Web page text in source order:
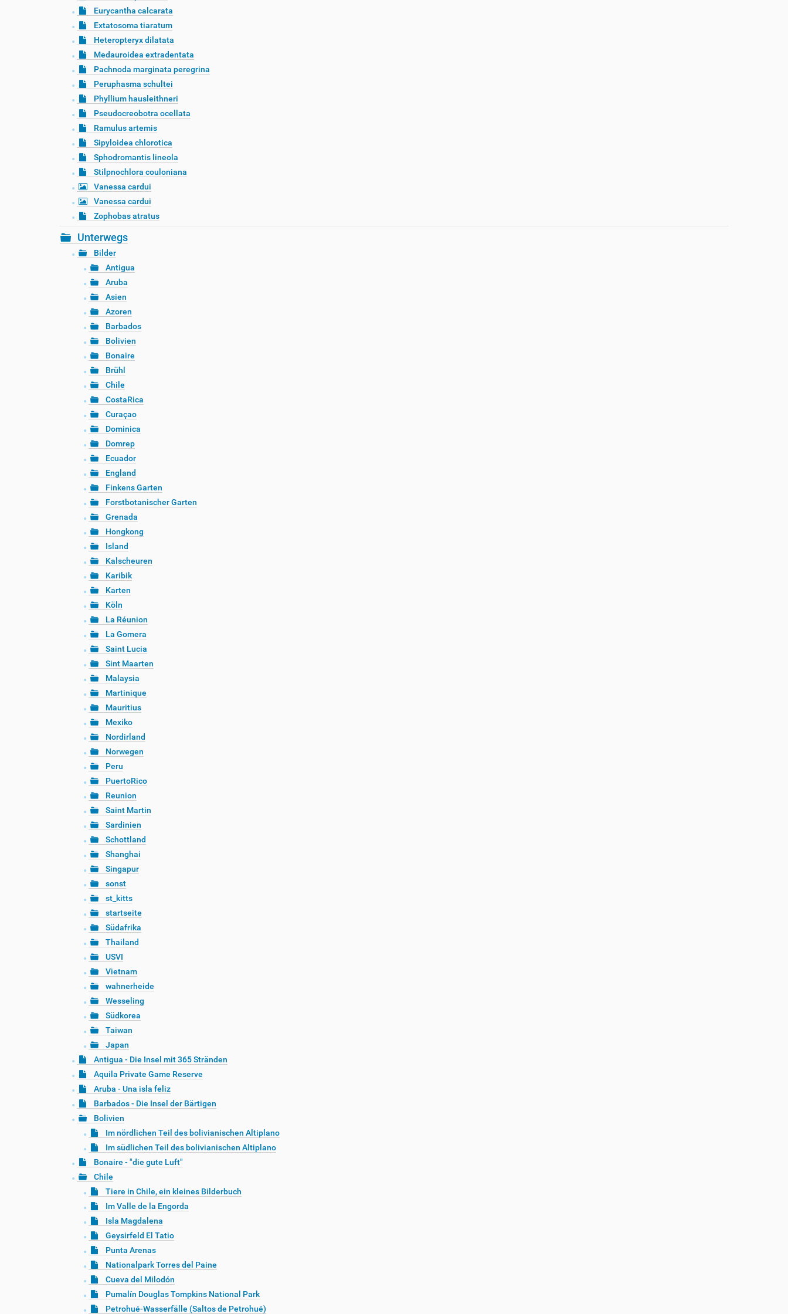
Eurycantha calcarata
Extatosoma tiaratum
Heteropteryx dilatata
Medauroidea extradentata
Pachnoda marginata peregrina
Peruphasma schultei
Phyllium hausleithneri
Pseudocreobotra ocellata
Ramulus artemis
Sipyloidea chlorotica
Sphodromantis lineola
Stilpnochlora couloniana
Vanessa cardui
Vanessa cardui
Zophobas atratus
Unterwegs
Bilder
Antigua
Aruba
Asien
Azoren
Barbados
Bolivien
Bonaire
Brühl
Chile
CostaRica
Curaçao
Dominica
Domrep
Ecuador
England
Finkens Garten
Forstbotanischer Garten
Grenada
Hongkong
Island
Kalscheuren
Karibik
Karten
Köln
La Réunion
La Gomera
Saint Lucia
Sint Maarten
Malaysia
Martinique
Mauritius
Mexiko
Nordirland
Norwegen
Peru
PuertoRico
Reunion
Saint Martin
Sardinien
Schottland
Shanghai
Singapur
sonst
st_kitts
startseite
Südafrika
Thailand
USVI
Vietnam
wahnerheide
Wesseling
Südkorea
Taiwan
Japan
Antigua - Die Insel mit 365 Stränden
Aquila Private Game Reserve
Aruba - Una isla feliz
Barbados - Die Insel der Bärtigen
Bolivien
Im nördlichen Teil des bolivianischen Altiplano
Im südlichen Teil des bolivianischen Altiplano
Bonaire - "die gute Luft"
Chile
Tiere in Chile, ein kleines Bilderbuch
Im Valle de la Engorda
Isla Magdalena
Geysirfeld El Tatio
Punta Arenas
Nationalpark Torres del Paine
Cueva del Milodón
Pumalín Douglas Tompkins National Park
Petrohué-Wasserfälle (Saltos de Petrohué)